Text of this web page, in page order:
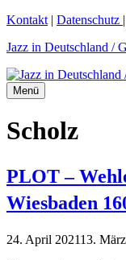
Zum
springen
Kontakt | Datenschutz |
Jazz in Deutschland /
Menü
Scholz
PLOT –
Wiesbaden
24. April 202113.